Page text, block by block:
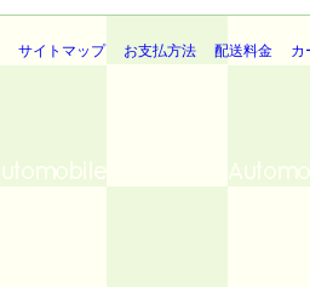
サイトマップ お支払方法 配送料金 カ